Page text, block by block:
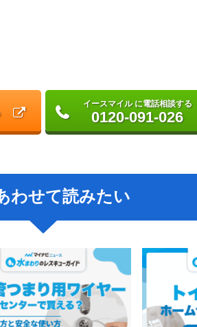
イースマイル に電話相談する
0120-091-026
わせて読みたい